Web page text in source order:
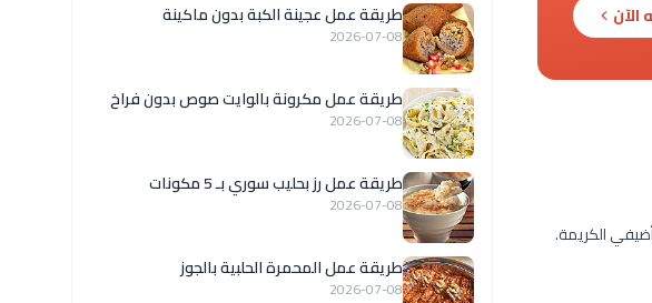
الآن
الكريمة.
طريقة عمل عجينة الكبة بدون ماكينة
2026-07-08
طريقة عمل مكرونة بالوايت صوص بدون فراخ
2026-07-08
طريقة عمل رز بحليب سوري بـ 5 مكونات
2026-07-08
طريقة عمل المحمرة الحلبية بالجوز
2026-07-08